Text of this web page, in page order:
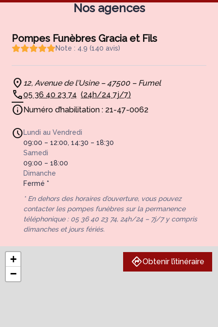
Nos agences
Pompes Funèbres Gracia et Fils
Note : 4.9 (140 avis)
12, Avenue de l’Usine – 47500 – Fumel
05 36 40 23 74 (24h/24 7j/7)
Numéro d’habilitation : 21-47-0062
Lundi au Vendredi
09:00 – 12:00, 14:30 – 18:30
Samedi
09:00 – 18:00
Dimanche
Fermé *
* En dehors des horaires d’ouverture, vous pouvez
contacter les pompes funèbres sur la permanence
téléphonique : 05 36 40 23 74, 24h/24 – 7j/7 y compris
dimanches et jours fériés.
+
−
Obtenir l’itinéraire